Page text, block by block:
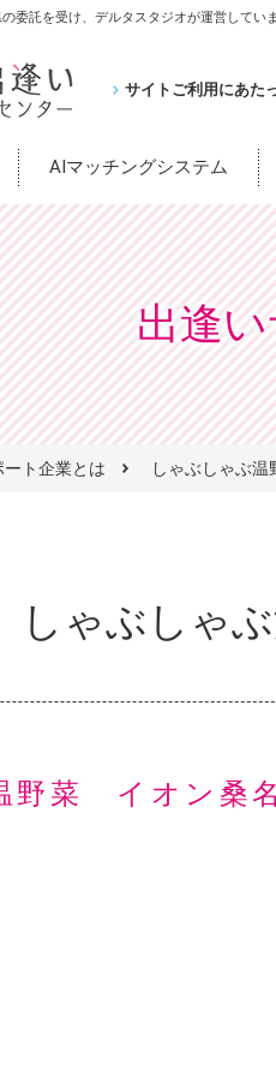
委託を受け、デルタスタジオが運営していま
サイトご利用にあた
AIマッチングシステム
出逢
ート企業とは しゃぶしゃぶ温
しゃぶしゃ
野菜 イオン桑